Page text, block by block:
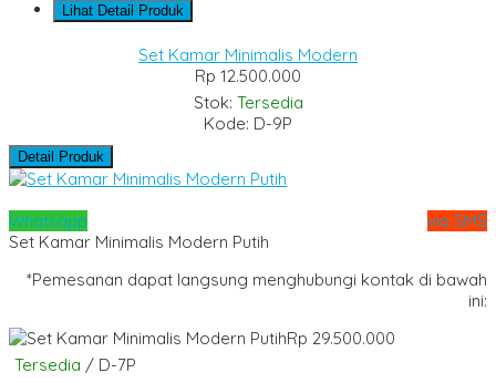
Lihat Detail Produk
Set Kamar Minimalis Modern
Rp 12.500.000
Stok: Tersedia
Kode: D-9P
Detail Produk
Whatsapp
via SMS
Set Kamar Minimalis Modern Putih
*Pemesanan dapat langsung menghubungi kontak di bawah
ini:
Rp 29.500.000
Tersedia / D-7P